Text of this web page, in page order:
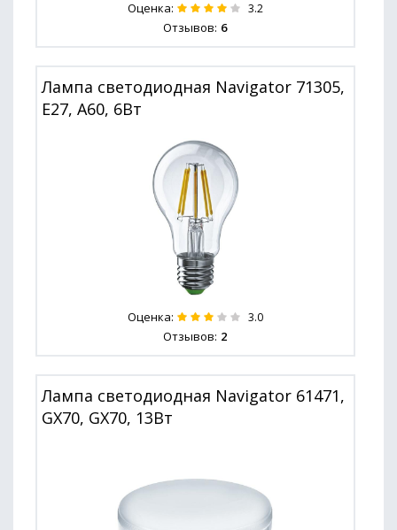
Оценка: 3.2
Отзывов: 6
Лампа светодиодная Navigator 71305,
E27, A60, 6Вт
Оценка: 3.0
Отзывов: 2
Лампа светодиодная Navigator 61471,
GX70, GX70, 13Вт